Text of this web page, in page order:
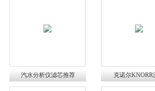
汽水分析仪滤芯推荐 克诺尔KNORR